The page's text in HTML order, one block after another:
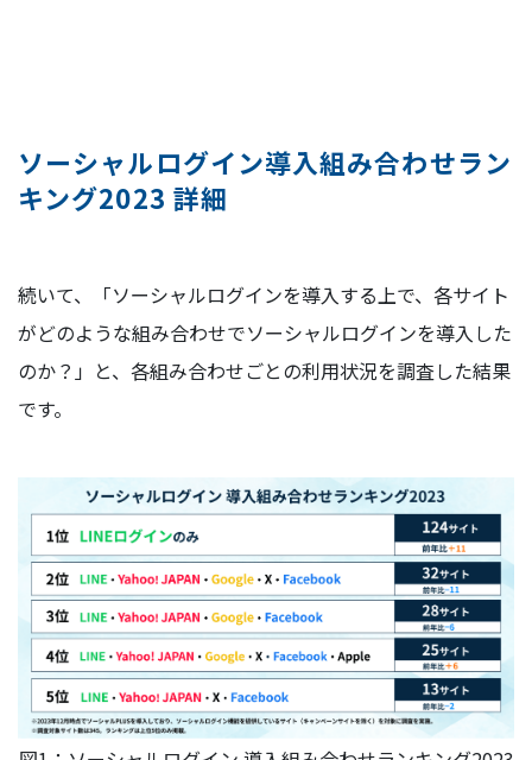
ソーシャルログイン導入組み合わせラン
キング2023 詳細
続いて、「ソーシャルログインを導入する上で、各サイト
がどのような組み合わせでソーシャルログインを導入した
のか？」と、各組み合わせごとの利用状況を調査した結果
です。